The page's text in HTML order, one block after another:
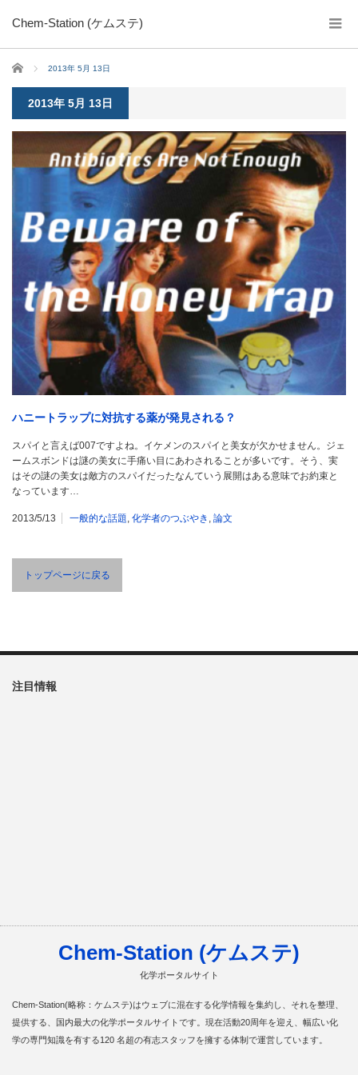
Chem-Station (ケムステ)
ホーム 2013年 5月 13日
2013年 5月 13日
ハニートラップに対抗する薬が発見される？
スパイと言えば007ですよね。イケメンのスパイと美女が欠かせません。ジェ
ームスボンドは謎の美女に手痛い目にあわされることが多いです。そう、実
はその謎の美女は敵方のスパイだったなんていう展開はある意味でお約束と
なっています…
2013/5/13 一般的な話題, 化学者のつぶやき , 論文
トップページに戻る
注目情報
Chem-Station (ケムステ)
化学ポータルサイト
Chem-Station(略称：ケムステ)はウェブに混在する化学情報を集約し、それを整理、
提供する、国内最大の化学ポータルサイトです。現在活動20周年を迎え、幅広い化
学の専門知識を有する120 名超の有志スタッフを擁する体制で運営しています。